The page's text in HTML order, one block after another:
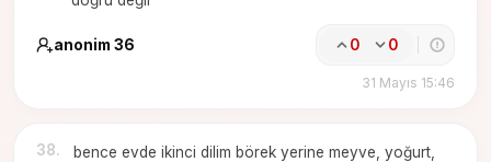
anonim 36 0 0
31 Mayıs 15:46
38.
bence evde ikinci dilim börek yerine meyve, yoğurt,